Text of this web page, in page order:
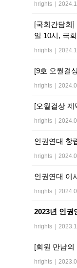
hrights
[국회간담회]
일 10시, 국
hrights
[9호 오월걸
hrights
[오월걸상
hrights
인권연대 창
hrights
인권연대 이
hrights
2023년 인권
hrights
[회원 만남의
hrights